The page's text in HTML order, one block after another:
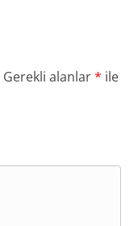
Gerekli alanlar* ile